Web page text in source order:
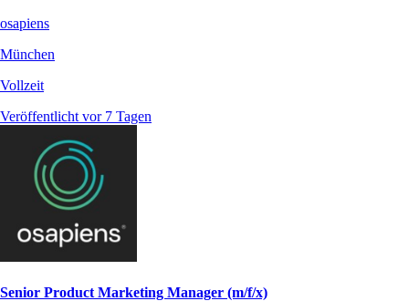
osapiens
München
Vollzeit
Veröffentlicht vor 7 Tagen
Senior Product Marketing Manager (m/f/x)